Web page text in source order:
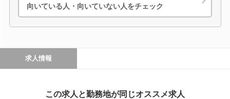
向いている人・向いていない人をチェック
求人情報
この求人と勤務地が同じオススメ求人